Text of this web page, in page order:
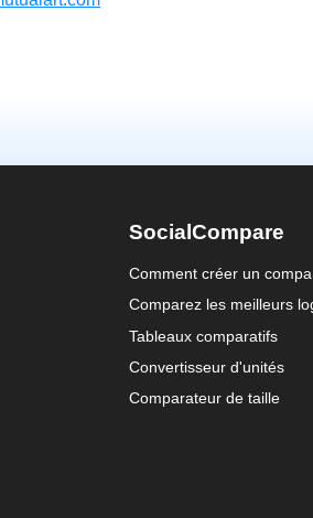
SocialCompare
Comment créer un
Comparez les meilleurs
Tableaux comparatifs
Convertisseur d'unités
Comparateur de taille